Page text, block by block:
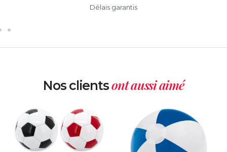
Délais garantis
Nos clientsont aussi aimé